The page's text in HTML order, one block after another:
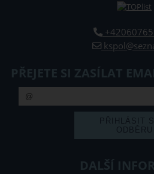
PŘEJETE SI ZASÍLAT
DALŠÍ